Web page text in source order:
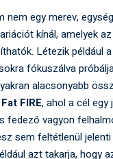
nem egy merev,
kínál, amelyek
Létezik például a
fókuszálva
alacsonyabb
Fat FIRE, ahol a cél egy
fedező vagyon
sem feltétlenül
azt takarja, hogy